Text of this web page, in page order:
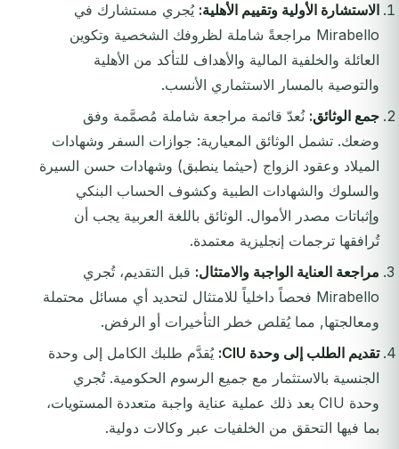
الاستشارة الأولية وتقييم الأهلية: يُجري مستشارك في
Mirabello مراجعةً شاملة لظروفك الشخصية وتكوين
العائلة والخلفية المالية والأهداف للتأكد من الأهلية
والتوصية بالمسار الاستثماري الأنسب.
جمع الوثائق: نُعدّ قائمة مراجعة شاملة مُصمَّمة وفق
وضعك. تشمل الوثائق المعيارية: جوازات السفر وشهادات
الميلاد وعقود الزواج (حيثما ينطبق) وشهادات حسن السيرة
والسلوك والشهادات الطبية وكشوف الحساب البنكي
وإثباتات مصدر الأموال. الوثائق باللغة العربية يجب أن
تُرافقها ترجمات إنجليزية معتمدة.
مراجعة العناية الواجبة والامتثال: قبل التقديم، تُجري
Mirabello فحصاً داخلياً للامتثال لتحديد أي مسائل محتملة
ومعالجتها, مما يُقلص خطر التأخيرات أو الرفض.
تقديم الطلب إلى وحدة CIU:
يُقدَّم طلبك الكامل إلى وحدة
الجنسية بالاستثمار مع جميع الرسوم الحكومية. تُجري
وحدة CIU بعد ذلك عملية عناية واجبة متعددة المستويات،
بما فيها التحقق من الخلفيات عبر وكالات دولية.